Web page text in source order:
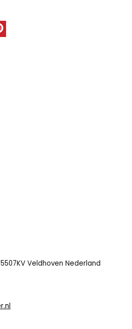
Veldhoven Nederland